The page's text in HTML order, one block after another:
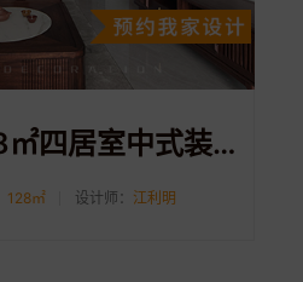
杭州望宸名邸128㎡四居室中式装修案例
128㎡ 设计师： 江利明